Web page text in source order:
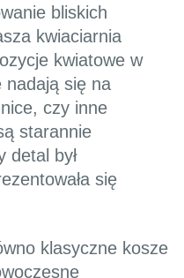
bliskich
kwiaciarnia
kwiatowe w
nadają się na
czy inne
starannie
detal był
się
klasyczne kosze